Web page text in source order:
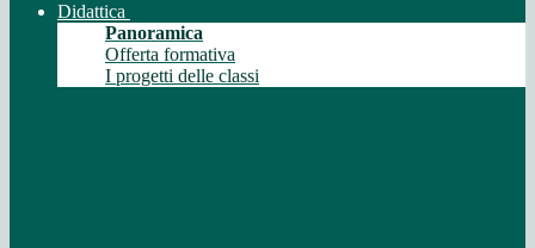
Didattica
Panoramica
Offerta formativa
I progetti delle classi